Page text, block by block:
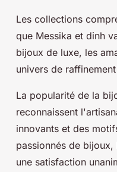
Les collections
que Messika et dinh
bijoux de luxe, les
univers de
La popularité de la
reconnaissent
innovants et des
passionnés de
une satisfaction